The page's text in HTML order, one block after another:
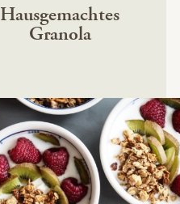
Hausgemachtes
Granola